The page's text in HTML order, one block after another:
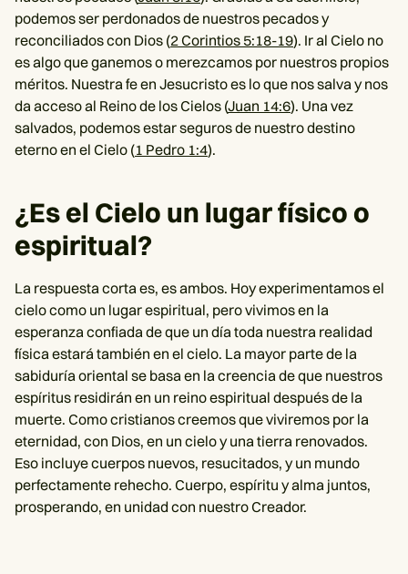
podemos ser perdonados de nuestros pecados y
reconciliados con Dios (2 Corintios 5:18-19). Ir al Cielo no
es algo que ganemos o merezcamos por nuestros propios
méritos. Nuestra fe en Jesucristo es lo que nos salva y nos
da acceso al Reino de los Cielos (Juan 14:6). Una vez
salvados, podemos estar seguros de nuestro destino
eterno en el Cielo (1 Pedro 1:4).
¿Es el Cielo un lugar físico o
espiritual?
La respuesta corta es, es ambos. Hoy experimentamos el
cielo como un lugar espiritual, pero vivimos en la
esperanza confiada de que un día toda nuestra realidad
física estará también en el cielo. La mayor parte de la
sabiduría oriental se basa en la creencia de que nuestros
espíritus residirán en un reino espiritual después de la
muerte. Como cristianos creemos que viviremos por la
eternidad, con Dios, en un cielo y una tierra renovados.
Eso incluye cuerpos nuevos, resucitados, y un mundo
perfectamente rehecho. Cuerpo, espíritu y alma juntos,
prosperando, en unidad con nuestro Creador.